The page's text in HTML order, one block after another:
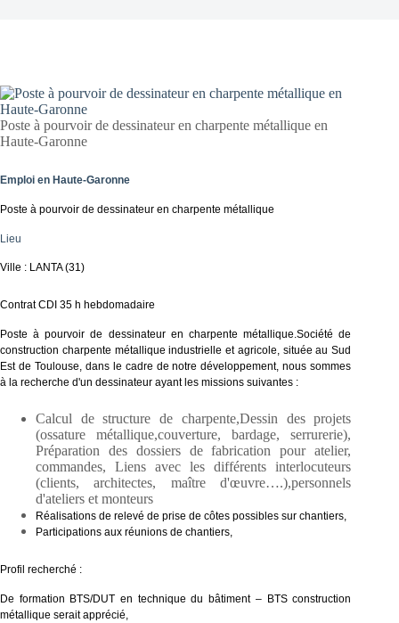
Poste à pourvoir de dessinateur en charpente métallique en
Haute-Garonne
Emploi en Haute-Garonne
Poste à pourvoir de dessinateur en charpente métallique
Lieu
Ville : LANTA (31)
Contrat CDI 35 h hebdomadaire
Poste à pourvoir de dessinateur en charpente métallique.Société de
construction charpente métallique industrielle et agricole, située au Sud
Est de Toulouse, dans le cadre de notre développement, nous sommes
à la recherche d'un dessinateur ayant les missions suivantes :
Calcul de structure de charpente,Dessin des projets
(ossature métallique,couverture, bardage, serrurerie),
Préparation des dossiers de fabrication pour atelier,
commandes, Liens avec les différents interlocuteurs
(clients, architectes, maître d'œuvre….),personnels
d'ateliers et monteurs
Réalisations de relevé de prise de côtes possibles sur chantiers,
Participations aux réunions de chantiers,
Profil recherché :
De formation BTS/DUT en technique du bâtiment – BTS construction
métallique serait apprécié,